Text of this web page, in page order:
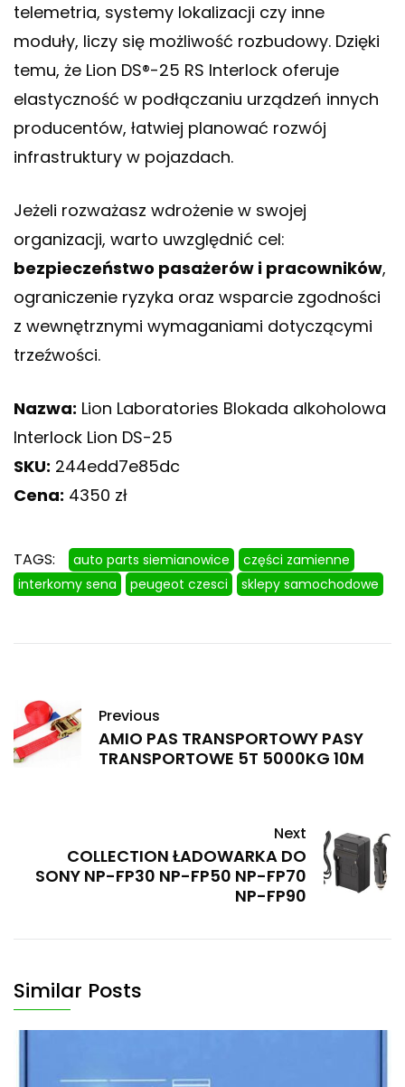
telemetria, systemy lokalizacji czy inne
moduły, liczy się możliwość rozbudowy. Dzięki
temu, że Lion DS®-25 RS Interlock oferuje
elastyczność w podłączaniu urządzeń innych
producentów, łatwiej planować rozwój
infrastruktury w pojazdach.
Jeżeli rozważasz wdrożenie w swojej
organizacji, warto uwzględnić cel:
bezpieczeństwo pasażerów i pracowników,
ograniczenie ryzyka oraz wsparcie zgodności
z wewnętrznymi wymaganiami dotyczącymi
trzeźwości.
Nazwa: Lion Laboratories Blokada alkoholowa
Interlock Lion DS-25
SKU: 244edd7e85dc
Cena: 4350 zł
TAGS: auto parts siemianowice
części zamienne
interkomy sena
peugeot czesci sklepy samochodowe
Previous
AMIO PAS TRANSPORTOWY PASY
TRANSPORTOWE 5T 5000KG 10M
Next
COLLECTION ŁADOWARKA DO
SONY NP-FP30 NP-FP50 NP-FP70
NP-FP90
Similar Posts